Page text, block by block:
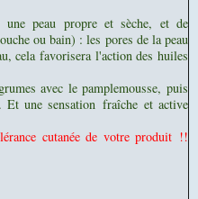
une peau propre et sèche, et de
ou bain) : les pores de la peau
cela favorisera l'action des huiles
avec le pamplemousse, puis
une sensation fraîche et active
cutanée de votre produit !!